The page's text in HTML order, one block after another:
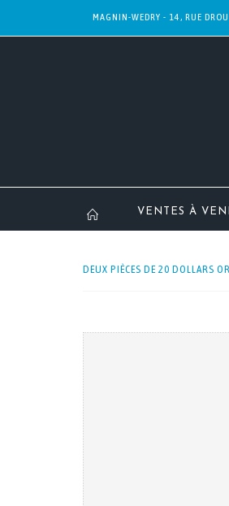
MAGNIN-WEDRY - 14, RUE
VENTES À
DEUX PIÈCES DE 20 DOLLARS